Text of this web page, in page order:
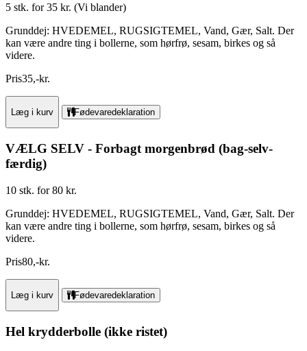
5 stk. for 35 kr. (Vi blander)
Grunddej: HVEDEMEL, RUGSIGTEMEL, Vand, Gær, Salt. Der
kan være andre ting i bollerne, som hørfrø, sesam, birkes og så
videre.
Pris35,-kr.
Læg i kurv Fødevaredeklaration
VÆLG SELV - Forbagt morgenbrød (bag-selv-
færdig)
10 stk. for 80 kr.
Grunddej: HVEDEMEL, RUGSIGTEMEL, Vand, Gær, Salt. Der
kan være andre ting i bollerne, som hørfrø, sesam, birkes og så
videre.
Pris80,-kr.
Læg i kurv Fødevaredeklaration
Hel krydderbolle (ikke ristet)